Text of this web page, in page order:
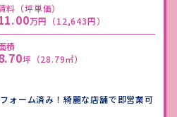
料（坪単価）
万円 （12,643円）
積
坪 （28.79㎡）
ォーム済み！綺麗な店舗で即営業可